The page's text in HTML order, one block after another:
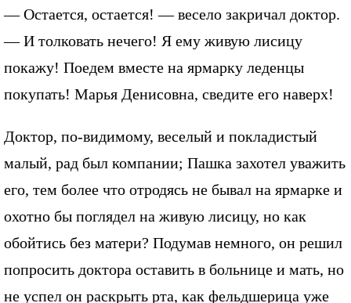
— Остается, остается! — весело закричал доктор.
— И толковать нечего! Я ему живую лисицу
покажу! Поедем вместе на ярмарку леденцы
покупать! Марья Денисовна, сведите его наверх!
Доктор, по-видимому, веселый и покладистый
малый, рад был компании; Пашка захотел уважить
его, тем более что отродясь не бывал на ярмарке и
охотно бы поглядел на живую лисицу, но как
обойтись без матери? Подумав немного, он решил
попросить доктора оставить в больнице и мать, но
не успел он раскрыть рта, как фельдшерица уже